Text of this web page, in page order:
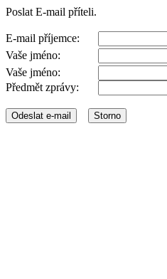
Poslat E-mail příteli.
E-mail příjemce:
Vaše jméno:
Vaše jméno:
Předmět zprávy: